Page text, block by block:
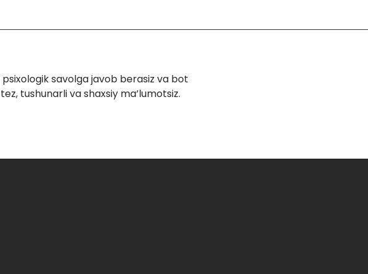
savolga javob berasiz va bot
tushunarli va shaxsiy ma’lumotsiz.